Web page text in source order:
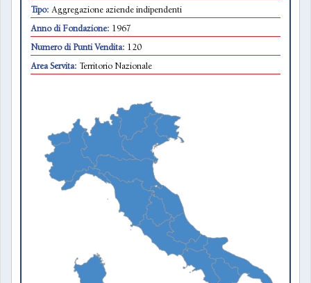
Tipo: Aggregazione aziende indipendenti
Anno di Fondazione: 1967
Numero di Punti Vendita: 120
Area Servita: Territorio Nazionale